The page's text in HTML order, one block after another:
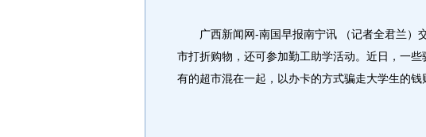
广西新闻网-南国早报南宁讯 （记者全君兰）
市打折购物，还可参加勤工助学活动。近日，一
有的超市混在一起，以办卡的方式骗走大学生的钱